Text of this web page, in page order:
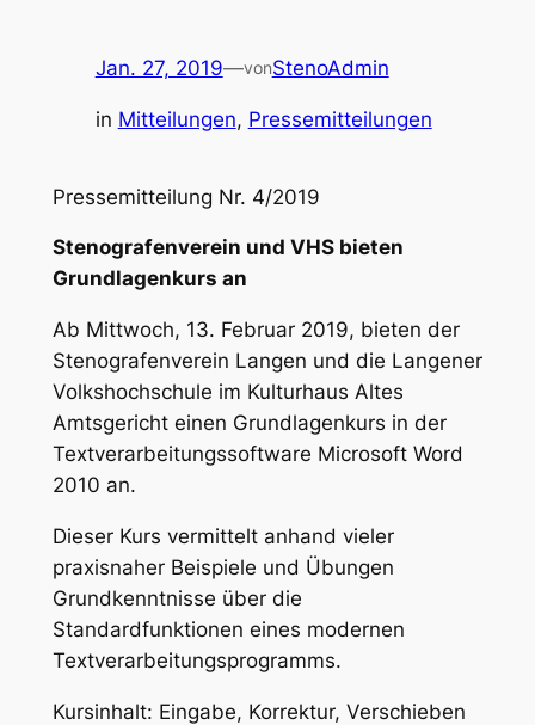
Jan. 27, 2019—vonStenoAdmin
in Mitteilungen, Pressemitteilungen
Pressemitteilung Nr. 4/2019
Stenografenverein und VHS bieten
Grundlagenkurs an
Ab Mittwoch, 13. Februar 2019, bieten der
Stenografenverein Langen und die Langener
Volkshochschule im Kulturhaus Altes
Amtsgericht einen Grundlagenkurs in der
Textverarbeitungssoftware Microsoft Word
2010 an.
Dieser Kurs vermittelt anhand vieler
praxisnaher Beispiele und Übungen
Grundkenntnisse über die
Standardfunktionen eines modernen
Textverarbeitungsprogramms.
Kursinhalt: Eingabe, Korrektur, Verschieben